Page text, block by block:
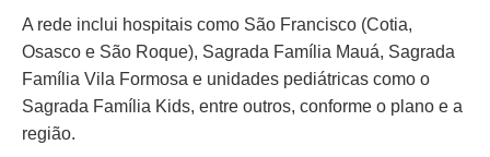
A rede inclui hospitais como São Francisco (Cotia,
Osasco e São Roque), Sagrada Família Mauá, Sagrada
Família Vila Formosa e unidades pediátricas como o
Sagrada Família Kids, entre outros, conforme o plano e a
região.